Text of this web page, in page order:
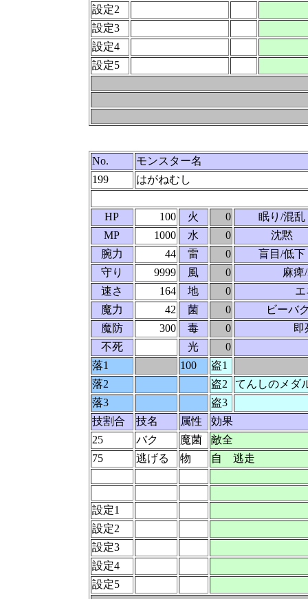
設定2
設定3
設定4
設定5
No.
モンスター名
199
はがねむし
HP 100 火 0
眠り/混乱
MP
1000 水 0
沈黙
腕力
44 雷 0
盲目/低下
守り
9999 風 0
麻痺
速さ
164 地 0
魔力
42 菌 0
ビーバ
魔防
300 毒 0
即
不死
光
0
落1
100
盗1
落2
盗2
てんしのメダ
落3
盗3
技割合
技名 属性
効果
25
バク 魔菌
敵全
75
逃げる 物 自 逃走
設定1
設定2
設定3
設定4
設定5